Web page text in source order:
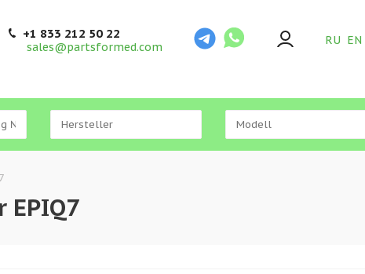
RU EN
+1 833 212 50 22
sales@partsformed.com